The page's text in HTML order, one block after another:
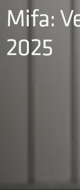
Mifa:
2025